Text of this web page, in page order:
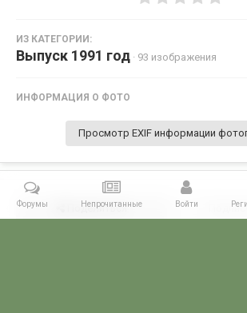
ИЗ КАТЕГОРИИ:
Выпуск 1991 год · 93 изображения
ИНФОРМАЦИЯ О ФОТО
Просмотр EXIF информации
Поделиться
Форумы Непрочитанные Войти